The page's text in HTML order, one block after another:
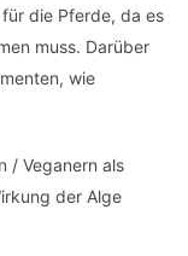
die Pferde, da es
muss. Darüber
wie
/ Veganern als
der Alge